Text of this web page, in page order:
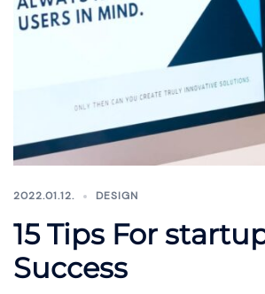
2022.01.12. DESIGN
15 Tips For
Success